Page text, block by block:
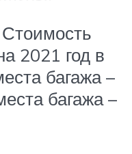
2021 год в
багажа –
багажа –